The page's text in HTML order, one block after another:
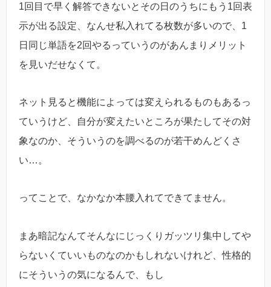
1回目で早く解答できないとその日のうちにもう1回表
示が出る設定、なんせ私入れてる枚数が多いので、1
日同じ単語を2回やるっていうのがあんまりメリット
を見いだせなくて。
ネット見ると機能によっては変えられるものもあるっ
ていうけど、自分が変えたいところが果たしてその対
象なのか、そういうのを調べるのが若干めんどくさ
い…。
ってことで、なかなか本腰入れてできてません。
まあ暗記なんてそんなにじっくりガッツリ集中してや
らないくていいものなのかもしれないけれど、性格的
にそういうの気になるんで、もし